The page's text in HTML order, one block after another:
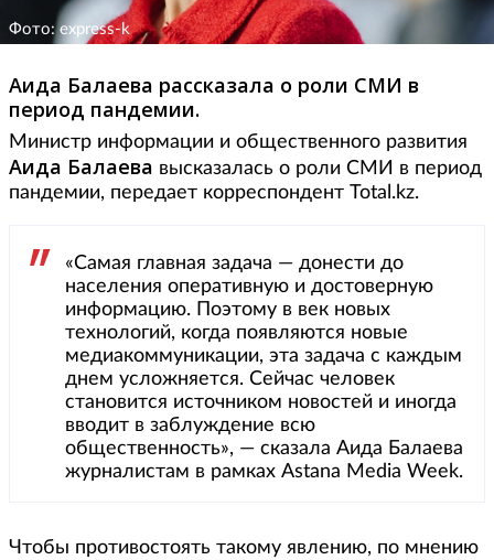
Фото: express-k
Аида Балаева рассказала о роли СМИ в
период пандемии.
Министр информации и общественного развития
Аида Балаева высказалась о роли СМИ в период
пандемии, передает корреспондент Total.kz.
«Самая главная задача — донести до
населения оперативную и достоверную
информацию. Поэтому в век новых
технологий, когда появляются новые
медиакоммуникации, эта задача с каждым
днем усложняется. Сейчас человек
становится источником новостей и иногда
вводит в заблуждение всю
общественность», — сказала Аида Балаева
журналистам в рамках Astana Media Week.
Чтобы противостоять такому явлению, по мнению